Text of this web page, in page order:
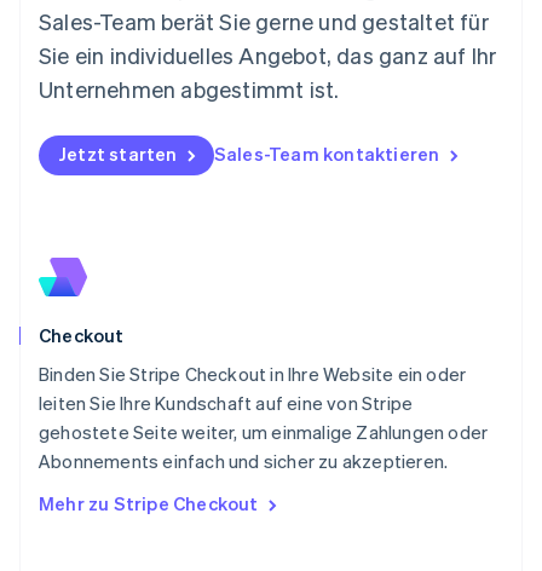
Sales-Team berät Sie gerne und gestaltet für
Sie ein individuelles Angebot, das ganz auf Ihr
Unternehmen abgestimmt ist.
Jetzt starten Sales-Team kontaktieren
Checkout
Binden Sie Stripe Checkout in Ihre Website ein oder
leiten Sie Ihre Kundschaft auf eine von Stripe
gehostete Seite weiter, um einmalige Zahlungen oder
Abonnements einfach und sicher zu akzeptieren.
Mehr zu Stripe Checkout
English
Niederlande
Nederlands English
Norwegen
Österreich
DeutschEnglish
Português
Rumänien
Schweden
Schweiz
DeutschFrançaisItalianoEnglish
Singapur
English简体中文
English